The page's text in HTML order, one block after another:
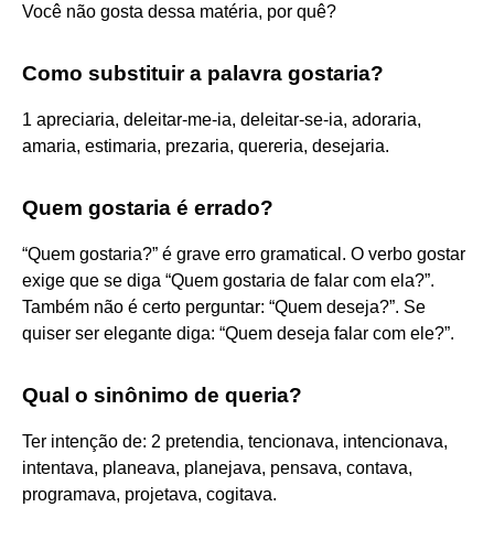
Você não gosta dessa matéria, por quê?
Como substituir a palavra gostaria?
1 apreciaria, deleitar-me-ia, deleitar-se-ia, adoraria,
amaria, estimaria, prezaria, quereria, desejaria.
Quem gostaria é errado?
“Quem gostaria?” é grave erro gramatical. O verbo gostar
exige que se diga “Quem gostaria de falar com ela?”.
Também não é certo perguntar: “Quem deseja?”. Se
quiser ser elegante diga: “Quem deseja falar com ele?”.
Qual o sinônimo de queria?
Ter intenção de: 2 pretendia, tencionava, intencionava,
intentava, planeava, planejava, pensava, contava,
programava, projetava, cogitava.